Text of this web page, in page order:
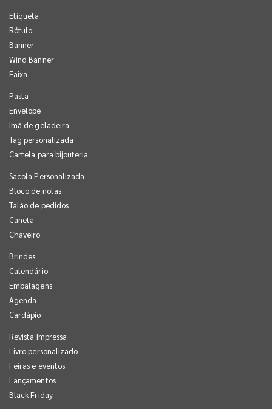
Etiqueta
Rótulo
Banner
Wind Banner
Faixa
Pasta
Envelope
Imã de geladeira
Tag personalizada
Cartela para bijouteria
Sacola Personalizada
Bloco de notas
Talão de pedidos
Caneta
Chaveiro
Brindes
Calendário
Embalagens
Agenda
Cardápio
Revista Impressa
Livro personalizado
Feiras e eventos
Lançamentos
Black Friday